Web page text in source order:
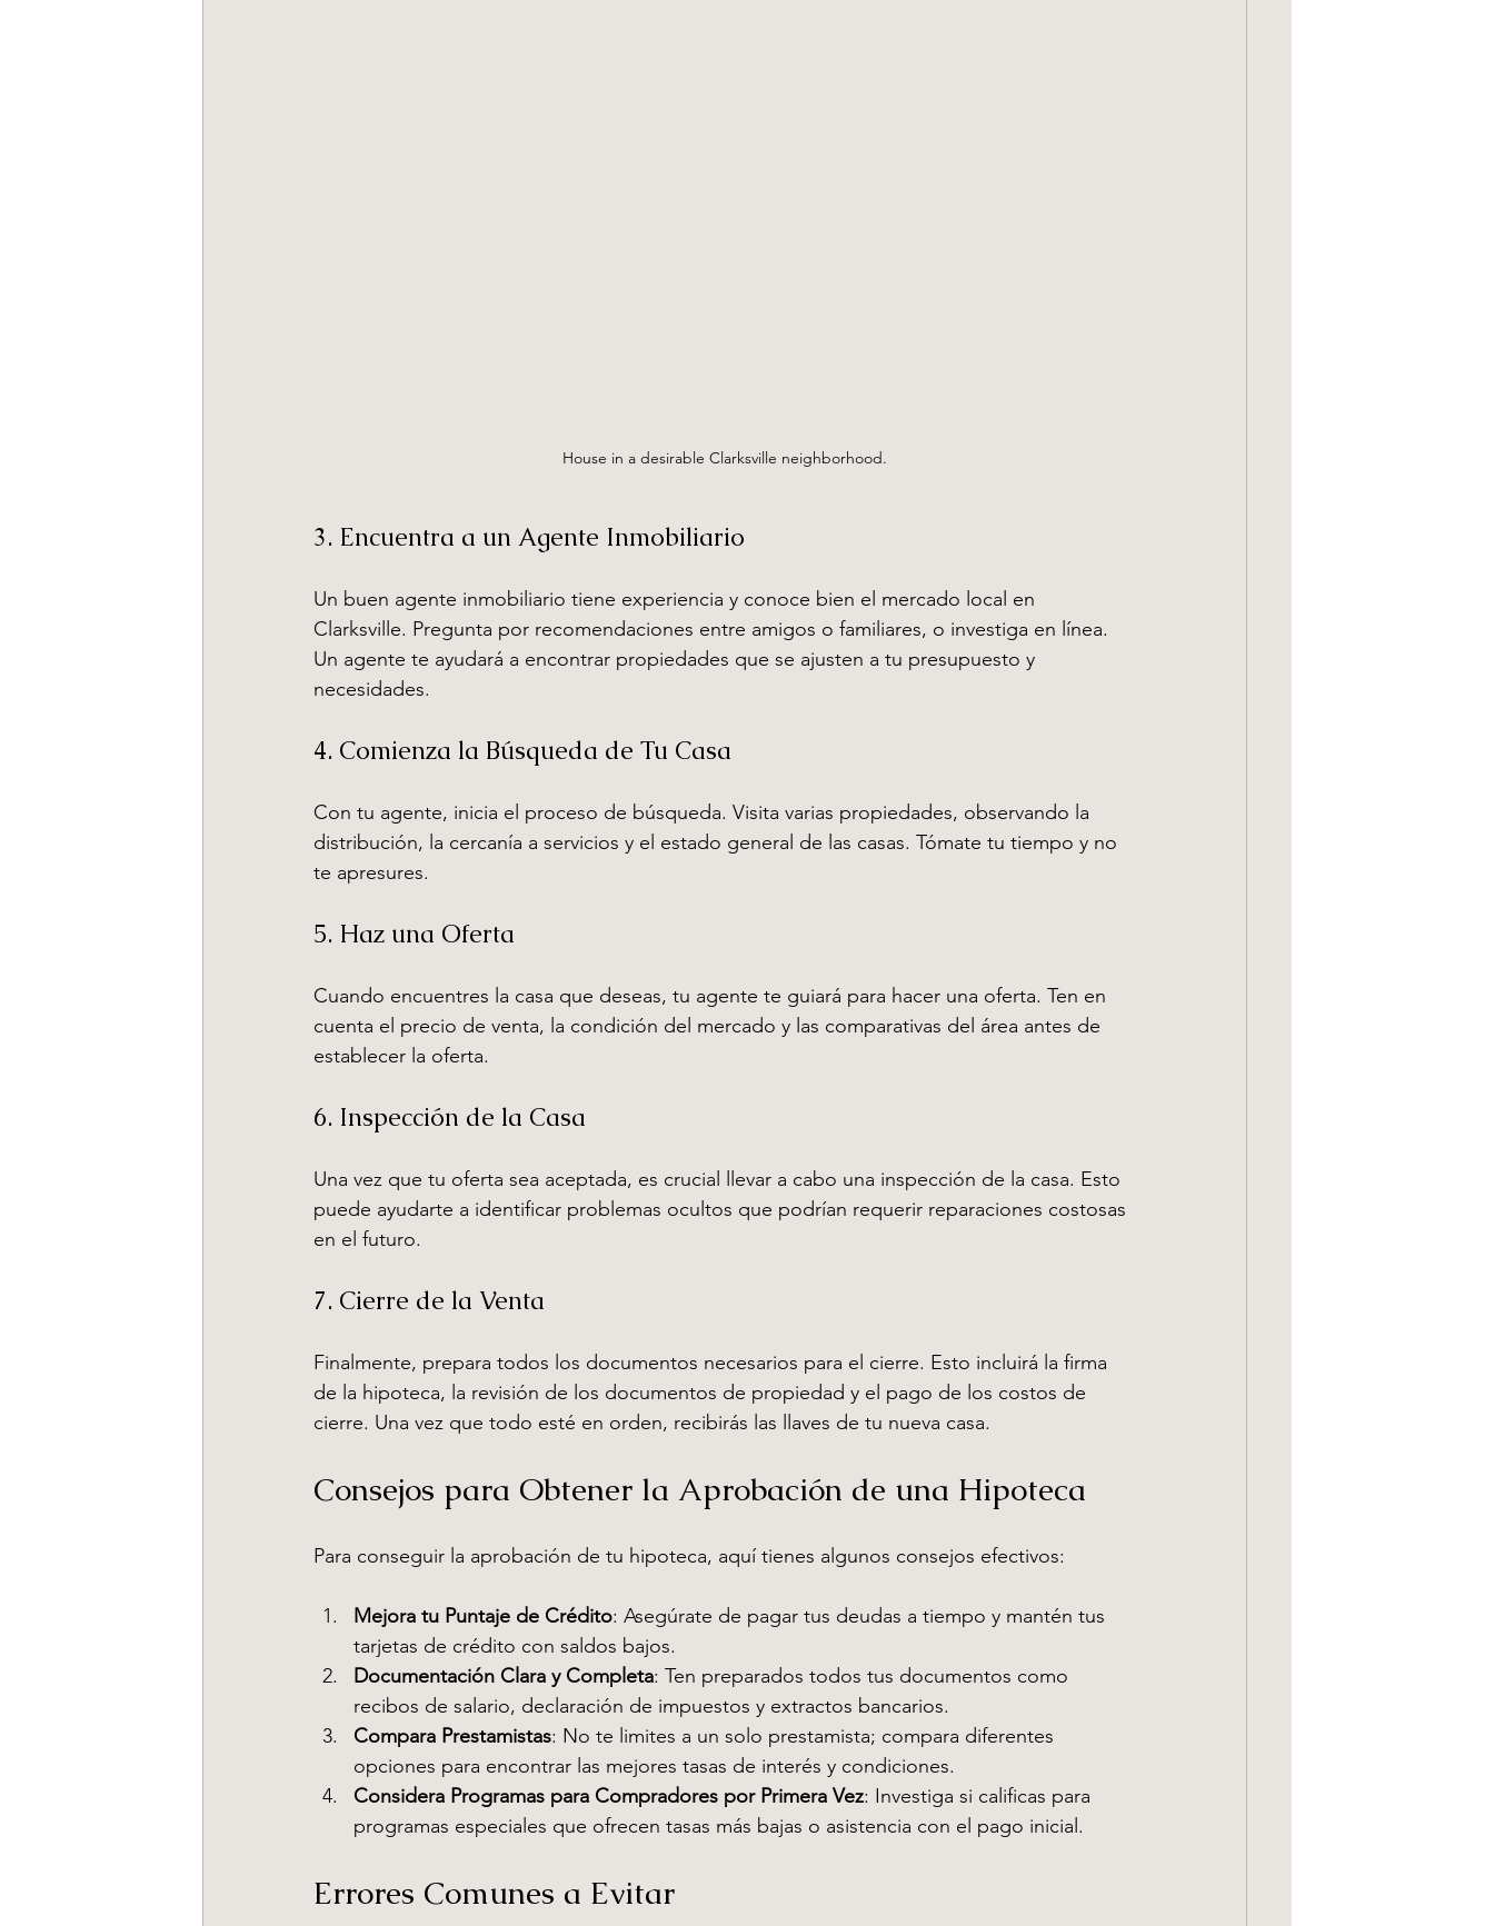
House in a desirable Clarksville neighborhood.
3. Encuentra a un Agente Inmobiliario
Un buen agente inmobiliario tiene experiencia y conoce bien el mercado local en
Clarksville. Pregunta por recomendaciones entre amigos o familiares, o investiga en línea.
Un agente te ayudará a encontrar propiedades que se ajusten a tu presupuesto y
necesidades.
4. Comienza la Búsqueda de Tu Casa
Con tu agente, inicia el proceso de búsqueda. Visita varias propiedades, observando la
distribución, la cercanía a servicios y el estado general de las casas. Tómate tu tiempo y no
te apresures.
5. Haz una Oferta
Cuando encuentres la casa que deseas, tu agente te guiará para hacer una oferta. Ten en
cuenta el precio de venta, la condición del mercado y las comparativas del área antes de
establecer la oferta.
6. Inspección de la Casa
Una vez que tu oferta sea aceptada, es crucial llevar a cabo una inspección de la casa. Esto
puede ayudarte a identificar problemas ocultos que podrían requerir reparaciones costosas
en el futuro.
7. Cierre de la Venta
Finalmente, prepara todos los documentos necesarios para el cierre. Esto incluirá la firma
de la hipoteca, la revisión de los documentos de propiedad y el pago de los costos de
cierre. Una vez que todo esté en orden, recibirás las llaves de tu nueva casa.
Consejos para Obtener la Aprobación de una Hipoteca
Para conseguir la aprobación de tu hipoteca, aquí tienes algunos consejos efectivos:
Mejora tu Puntaje de Crédito: Asegúrate de pagar tus deudas a tiempo y mantén tus
tarjetas de crédito con saldos bajos.
Documentación Clara y Completa: Ten preparados todos tus documentos como
recibos de salario, declaración de impuestos y extractos bancarios.
Compara Prestamistas: No te limites a un solo prestamista; compara diferentes
opciones para encontrar las mejores tasas de interés y condiciones.
Considera Programas para Compradores por Primera Vez: Investiga si calificas para
programas especiales que ofrecen tasas más bajas o asistencia con el pago inicial.
Errores Comunes a Evitar